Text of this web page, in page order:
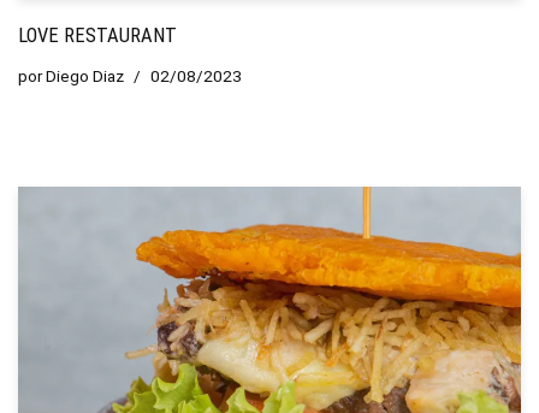
LOVE RESTAURANT
porDiego Diaz 02/08/2023